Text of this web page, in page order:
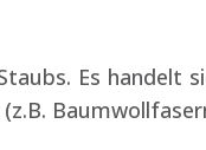
Es handelt